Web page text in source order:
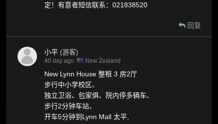
定！有意者短信联系：021838520
回复
小平 (游客)
40 day ago New Zealand
New Lynn House 整租 3 房2厅
步行中小学校区、
独立卫浴、包家俱、院内停多辆车、
步行2分钟车站、
开车5分钟到Lynn Mall 太平,